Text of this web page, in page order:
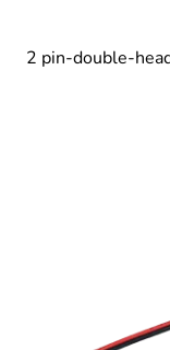
2 pin-double-